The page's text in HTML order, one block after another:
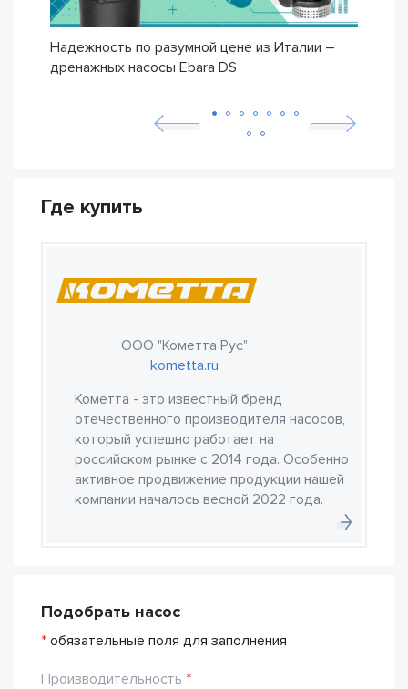
Надежность по разумной цене из Италии –
дренажных насосы Ebara DS
Где купить
ООО "Кометта Рус"
kometta.ru
Кометта - это известный бренд
отечественного производителя насосов,
который успешно работает на
российском рынке с 2014 года. Особенно
активное продвижение продукции нашей
компании началось весной 2022 года.
Подобрать насос
* обязательные поля для заполнения
Производительность